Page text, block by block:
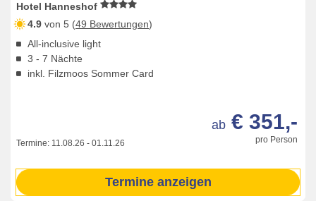
Hotel Hanneshof
4.9 von 5 (49 Bewertungen)
All-inclusive light
3 - 7 Nächte
inkl. Filzmoos Sommer Card
Termine: 11.08.26 - 01.11.26 pro Person
ab € 351,-
Termine anzeigen